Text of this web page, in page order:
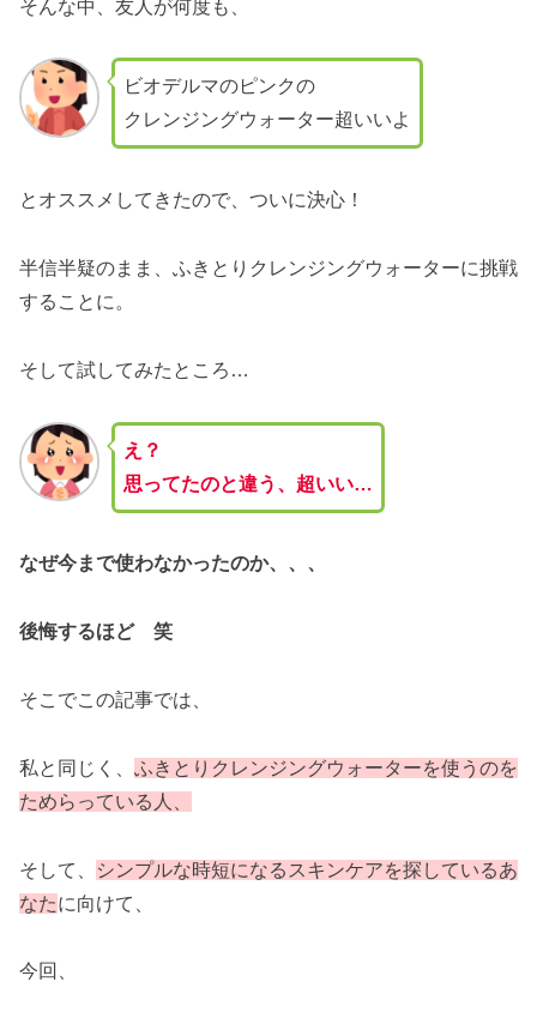
そんな中、友人が何度も、
ビオデルマのピンクの
クレンジングウォーター超いいよ
とオススメしてきたので、ついに決心！
半信半疑のまま、ふきとりクレンジングウォーターに挑戦
することに。
そして試してみたところ…
え？
思ってたのと違う、超いい…
なぜ今まで使わなかったのか、、、
後悔するほど 笑
そこでこの記事では、
私と同じく、 ふきとりクレンジングウォーターを使うのを
ためらっている人、
そして、
シンプルな時短になるスキンケアを探しているあ
なたに向けて、
今回、